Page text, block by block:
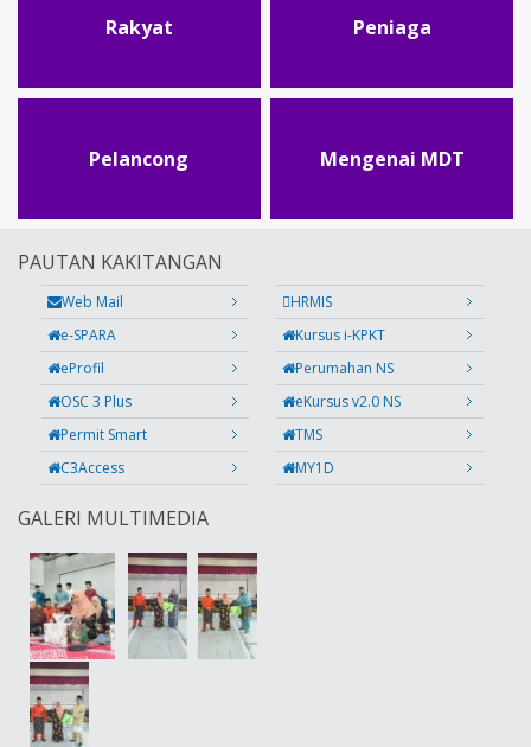
Rakyat Peniaga
Pelancong Mengenai MDT
PAUTAN KAKITANGAN
Web Mail
HRMIS
e-SPARA
Kursus i-KPKT
eProfil
Perumahan NS
OSC 3 Plus
eKursus v2.0 NS
Permit Smart
TMS
C3Access
MY1D
GALERI MULTIMEDIA